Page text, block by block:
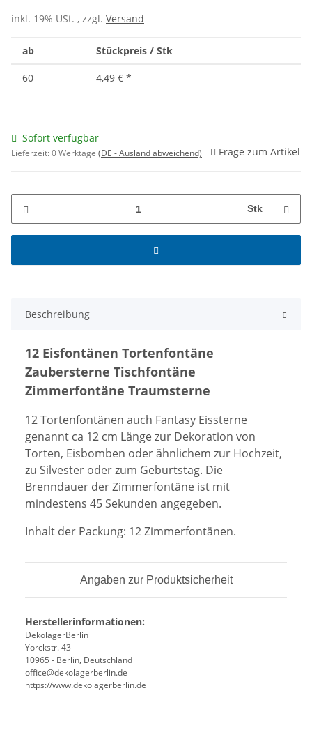
inkl. 19% USt. , zzgl. Versand
ab Stückpreis / Stk
60 4,49 € *
Sofort verfügbar
Lieferzeit:0 Werktage (DE - Ausland abweichend) Frage zum Artikel
Stk
Beschreibung
12 Eisfontänen Tortenfontäne
Zaubersterne Tischfontäne
Zimmerfontäne Traumsterne
12 Tortenfontänen auch Fantasy Eissterne
genannt ca 12 cm Länge zur Dekoration von
Torten, Eisbomben oder ähnlichem zur Hochzeit,
zu Silvester oder zum Geburtstag. Die
Brenndauer der Zimmerfontäne ist mit
mindestens 45 Sekunden angegeben.
Inhalt der Packung: 12 Zimmerfontänen.
Angaben zur Produktsicherheit
Herstellerinformationen:
DekolagerBerlin
Yorckstr. 43
10965 - Berlin, Deutschland
office@dekolagerberlin.de
https://www.dekolagerberlin.de